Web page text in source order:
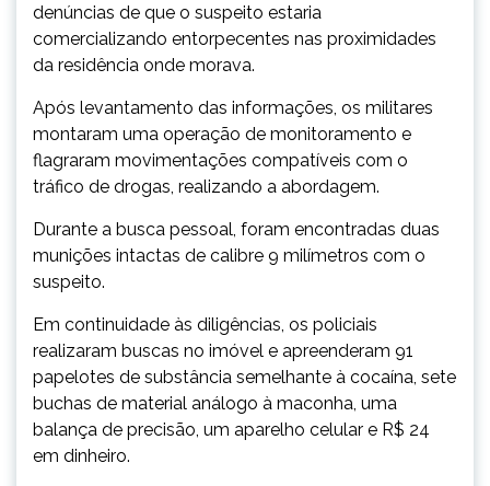
denúncias de que o suspeito estaria
comercializando entorpecentes nas proximidades
da residência onde morava.
Após levantamento das informações, os militares
montaram uma operação de monitoramento e
flagraram movimentações compatíveis com o
tráfico de drogas, realizando a abordagem.
Durante a busca pessoal, foram encontradas duas
munições intactas de calibre 9 milímetros com o
suspeito.
Em continuidade às diligências, os policiais
realizaram buscas no imóvel e apreenderam 91
papelotes de substância semelhante à cocaína, sete
buchas de material análogo à maconha, uma
balança de precisão, um aparelho celular e R$ 24
em dinheiro.